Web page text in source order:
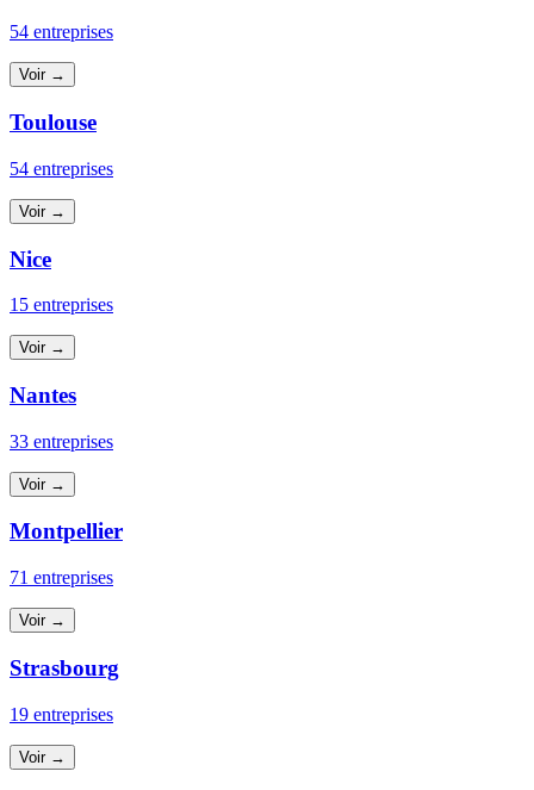
54 entreprises
Voir →
Toulouse
54 entreprises
Voir →
Nice
15 entreprises
Voir →
Nantes
33 entreprises
Voir →
Montpellier
71 entreprises
Voir →
Strasbourg
19 entreprises
Voir →